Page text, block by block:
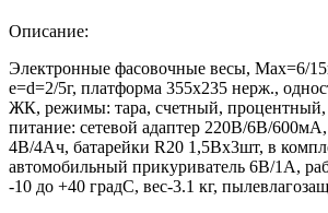
Описание:
Электронные фасовочные весы, Max=6/
e=d=2/5г, платформа 355х235 нерж.,
ЖК, режимы: тара, счетный, процентный,
питание: сетевой адаптер 220В/6В/
4В/4Ач, батарейки R20 1,5Вх3шт, в
автомобильный прикуриватель 6В/1А,
-10 до +40 градС, вес-3.1 кг,